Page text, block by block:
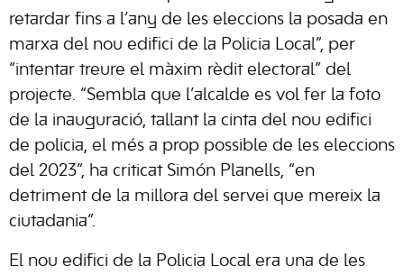
retardar fins a l’any de les eleccions la posada en
marxa del nou edifici de la Policia Local”, per
“intentar treure el màxim rèdit electoral” del
projecte. “Sembla que l’alcalde es vol fer la foto
de la inauguració, tallant la cinta del nou edifici
de policia, el més a prop possible de les eleccions
del 2023”, ha criticat Simón Planells, “en
detriment de la millora del servei que mereix la
ciutadania”.
El nou edifici de la Policia Local era una de les